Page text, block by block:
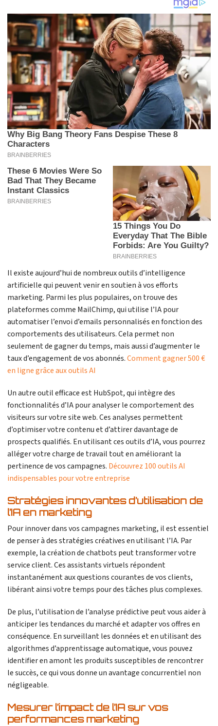
Il existe aujourd’hui de nombreux outils d’intelligence
artificielle qui peuvent venir en soutien à vos efforts
marketing. Parmi les plus populaires, on trouve des
plateformes comme MailChimp, qui utilise l’IA pour
automatiser l’envoi d’emails personnalisés en fonction des
comportements des utilisateurs. Cela permet non
seulement de gagner du temps, mais aussi d’augmenter le
taux d’engagement de vos abonnés.Comment gagner 500 €
en ligne grâce aux outils AI
Un autre outil efficace est HubSpot, qui intègre des
fonctionnalités d’IA pour analyser le comportement des
visiteurs sur votre site web. Ces analyses permettent
d’optimiser votre contenu et d’attirer davantage de
prospects qualifiés. En utilisant ces outils d’IA, vous pourrez
alléger votre charge de travail tout en améliorant la
pertinence de vos campagnes. Découvrez 100 outils AI
indispensables pour votre entreprise
Stratégies innovantes d’utilisation de
l’IA en marketing
Pour innover dans vos campagnes marketing, il est essentiel
de penser à des stratégies créatives en utilisant l’IA. Par
exemple, la création de chatbots peut transformer votre
service client. Ces assistants virtuels répondent
instantanément aux questions courantes de vos clients,
libérant ainsi votre temps pour des tâches plus complexes.
De plus, l’utilisation de l’analyse prédictive peut vous aider à
anticiper les tendances du marché et adapter vos offres en
conséquence. En surveillant les données et en utilisant des
algorithmes d’apprentissage automatique, vous pouvez
identifier en amont les produits susceptibles de rencontrer
le succès, ce qui vous donne un avantage concurrentiel non
négligeable.
Mesurer l’impact de l’IA sur vos
performances marketing